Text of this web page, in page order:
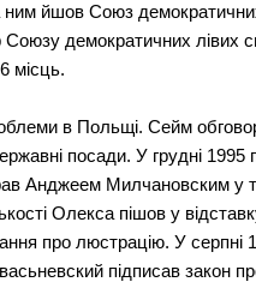
йшов Союз
Союзу демократичних
місць.
в Польщі. Сейм
посади. У грудні
Анджеем Милчановским у
Олекса пішов у
про люстрацію. У серпні
підписав закон